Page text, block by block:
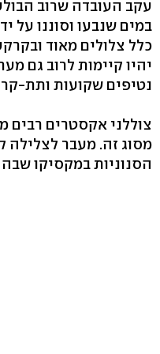
עקב העובדה שרוב
במים שנבעו וסוננו על
כלל צלולים מאוד
יהיו קיימות לרוב גם
נטיפים שקועות ותת-
צוללני אקסטרים
מסוג זה. מעבר לצלילה
הסנוניות במקסיקו